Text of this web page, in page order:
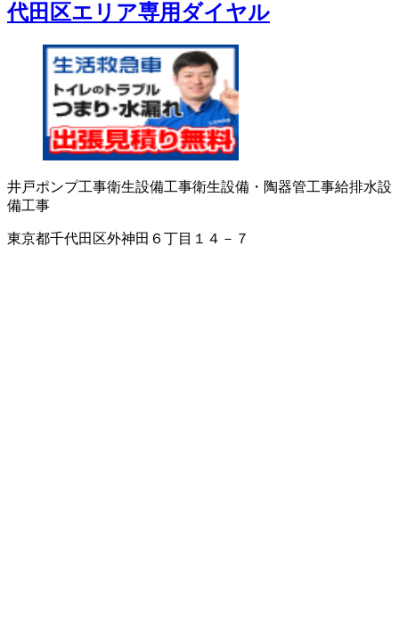
代田区エリア専用ダイヤル
井戸ポンプ工事衛生設備工事衛生設備・陶器管工事給排水設
備工事
東京都千代田区外神田６丁目１４－７